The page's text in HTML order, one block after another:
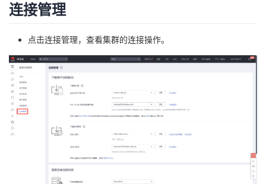
连接管理
点击连接管理，查看集群的连接操作。